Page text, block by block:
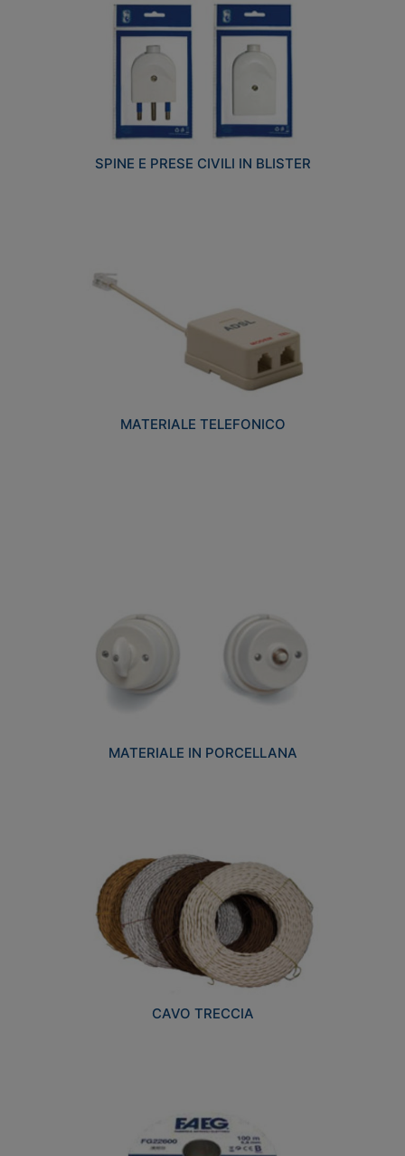
SPINE E PRESE CIVILI IN BLISTER
MATERIALE TELEFONICO
MATERIALE IN PORCELLANA
CAVO TRECCIA